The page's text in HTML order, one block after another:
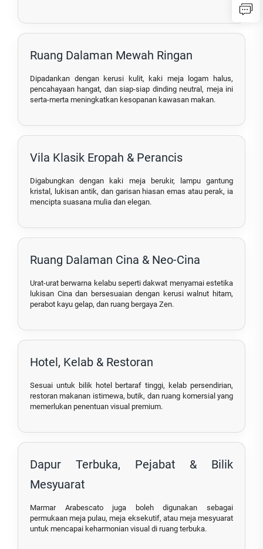
Ruang Dalaman Mewah Ringan
Dipadankan dengan kerusi kulit, kaki meja logam halus,
pencahayaan hangat, dan siap-siap dinding neutral, meja ini
serta-merta meningkatkan kesopanan kawasan makan.
Vila Klasik Eropah & Perancis
Digabungkan dengan kaki meja berukir, lampu gantung
kristal, lukisan antik, dan garisan hiasan emas atau perak, ia
mencipta suasana mulia dan elegan.
Ruang Dalaman Cina & Neo-Cina
Urat-urat berwarna kelabu seperti dakwat menyamai estetika
lukisan Cina dan bersesuaian dengan kerusi walnut hitam,
perabot kayu gelap, dan ruang bergaya Zen.
Hotel, Kelab & Restoran
Sesuai untuk bilik hotel bertaraf tinggi, kelab persendirian,
restoran makanan istimewa, butik, dan ruang komersial yang
memerlukan penentuan visual premium.
Dapur Terbuka, Pejabat & Bilik
Mesyuarat
Marmar Arabescato juga boleh digunakan sebagai
permukaan meja pulau, meja eksekutif, atau meja mesyuarat
untuk mencapai keharmonian visual di ruang terbuka.